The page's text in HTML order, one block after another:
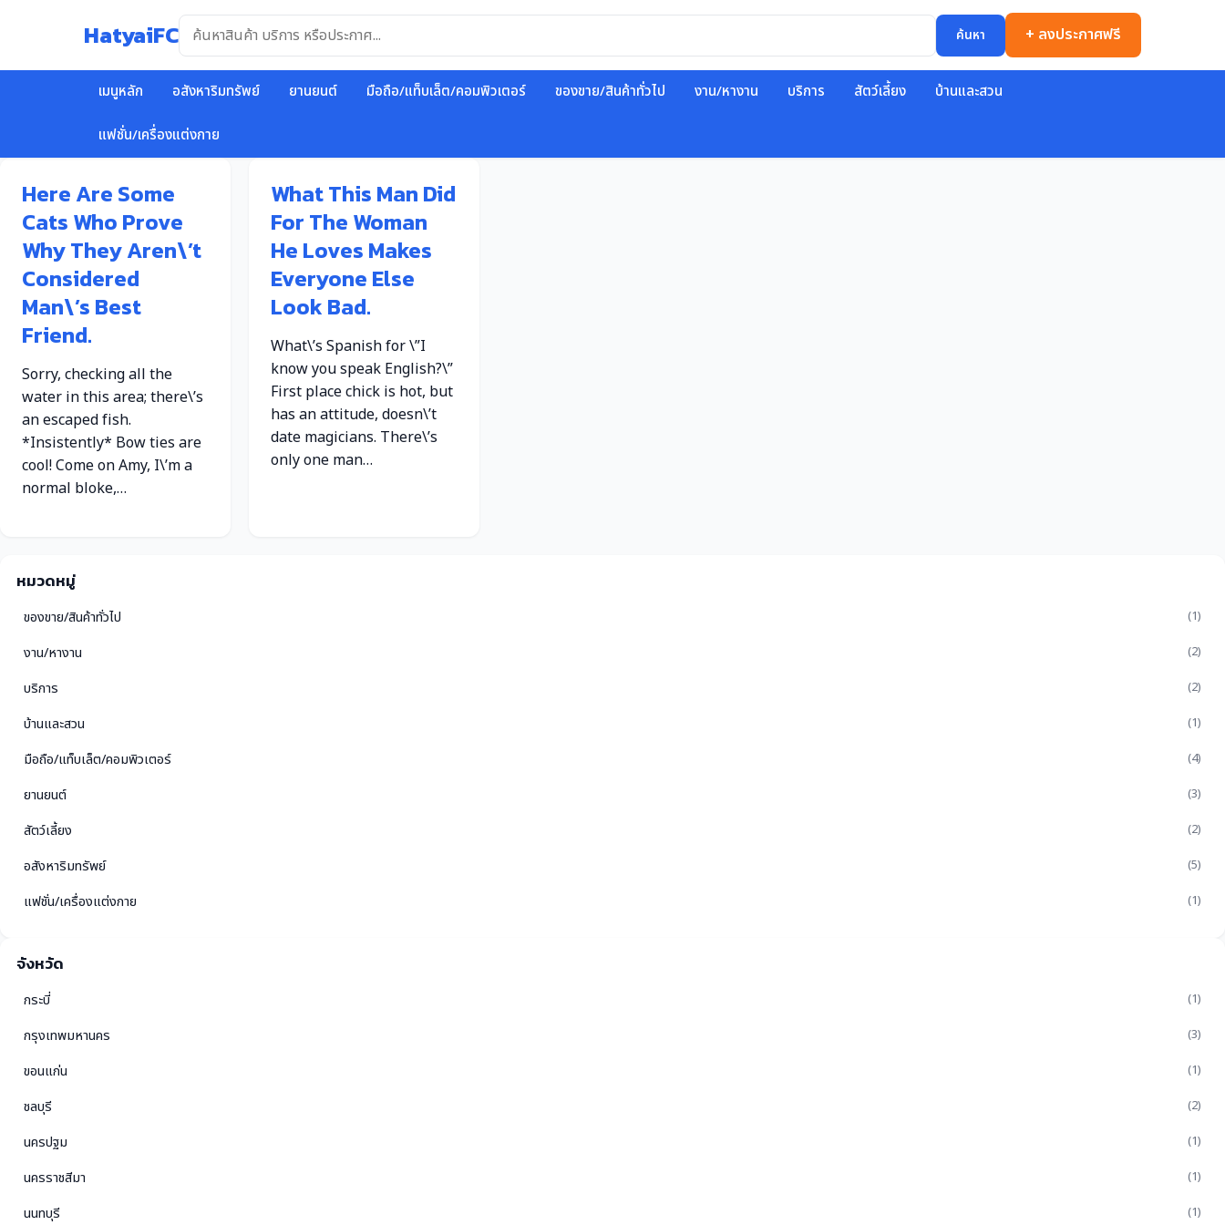
HatyaiFC ค้นหา + ลงประกาศฟรี
เมนูหลัก อสังหาริมทรัพย์ ยานยนต์ มือถือ/แท็บเล็ต/คอมพิวเตอร์ ของขาย/สินค้าทั่วไป งาน/หางาน บริการ สัตว์เลี้ยง บ้านและสวน
แฟชั่น/เครื่องแต่งกาย
Here Are Some
Cats Who Prove
Why They Aren\’t
Considered
Man\’s Best
Friend.
Sorry, checking all the
water in this area; there\’s
an escaped fish.
*Insistently* Bow ties are
cool! Come on Amy, I\’m a
normal bloke,…
What This Man Did
For The Woman
He Loves Makes
Everyone Else
Look Bad.
What\’s Spanish for \”I
know you speak English?\”
First place chick is hot, but
has an attitude, doesn\’t
date magicians. There\’s
only one man…
หมวดหมู่
ของขาย/สินค้าทั่วไป (1)
งาน/หางาน (2)
บริการ (2)
บ้านและสวน (1)
มือถือ/แท็บเล็ต/คอมพิวเตอร์ (4)
ยานยนต์ (3)
สัตว์เลี้ยง (2)
อสังหาริมทรัพย์ (5)
แฟชั่น/เครื่องแต่งกาย (1)
จังหวัด
กระบี่ (1)
กรุงเทพมหานคร (3)
ขอนแก่น (1)
ชลบุรี (2)
นครปฐม (1)
นครราชสีมา (1)
นนทบุรี (1)